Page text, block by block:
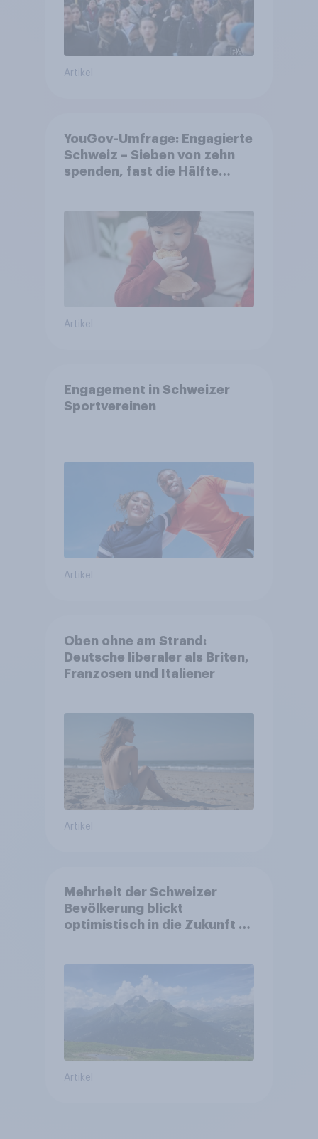
Artikel
YouGov-Umfrage: Engagierte
Schweiz – Sieben von zehn
spenden, fast die Hälfte
Artikel
Engagement in Schweizer
Sportvereinen
Artikel
Oben ohne am Strand:
Deutsche liberaler als Briten,
Franzosen und Italiener
Artikel
Mehrheit der Schweizer
Bevölkerung blickt
optimistisch in die Zukunft –
Altersvorsorge
Artikel